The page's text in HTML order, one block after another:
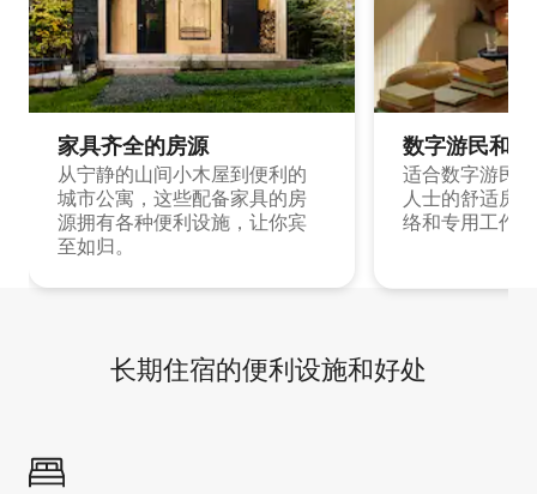
家具齐全的房源
从宁静的山间小木屋到便利的
城市公寓，这些配备家具的房
源拥有各种便利设施，让你宾
至如归。
数字游民和
适合数字游民
人士的舒适房
络和专用工作
长期住宿的便利设施和好处